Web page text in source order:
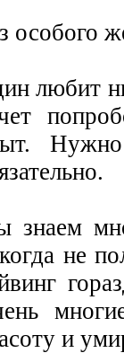
особого
любит
знаем
не
и